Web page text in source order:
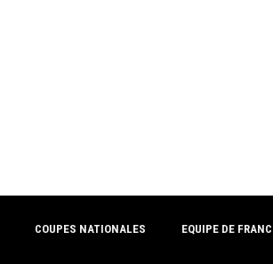
COUPES NATIONALES EQUIPE DE